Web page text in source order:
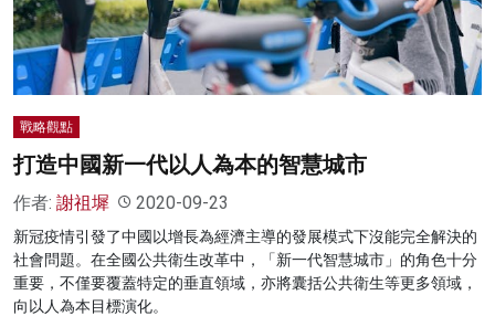
戰略觀點
打造中國新一代以人為本的智慧城市
作者: 謝祖墀 2020-09-23
新冠疫情引發了中國以增長為經濟主導的發展模式下沒能完全解決的
社會問題。在全國公共衛生改革中，「新一代智慧城市」的角色十分
重要，不僅要覆蓋特定的垂直領域，亦將囊括公共衛生等更多領域，
向以人為本目標演化。